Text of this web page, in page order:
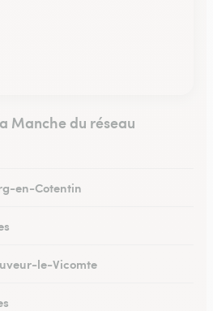
Manche du réseau
en-Cotentin
le-Vicomte